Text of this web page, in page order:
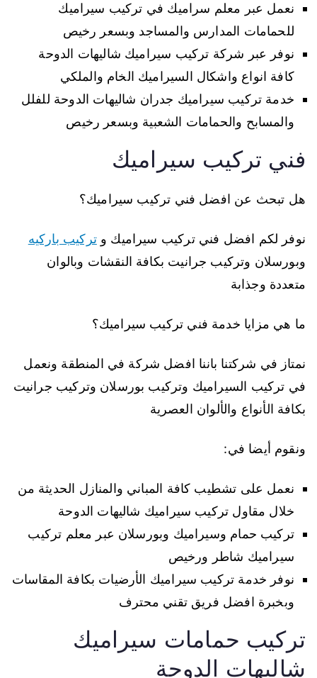
نعمل عبر معلم سراميك في تركيب سيراميك
للحمامات المدارس والمساجد وبسعر رخيص
نوفر عبر شركة تركيب سيراميك شاليهات الدوحة
كافة انواع واشكال السيراميك الخام والملكي
خدمة تركيب سيراميك جدران شاليهات الدوحة للفلل
والمسابح والحمامات الشعبية وبسعر رخيص
فني تركيب سيراميك
هل تبحث عن افضل فني تركيب سيراميك؟
نوفر لكم افضل فني تركيب سيراميك وتركيب باركيه
وبورسلان وتركيب جرانيت بكافة النقشات وبالوان
متعددة وجذابة
ما هي مزايا خدمة فني تركيب سيراميك؟
نمتاز في شركتنا باننا افضل شركة في المنطقة ونعمل
في تركيب السيراميك وتركيب بورسلان وتركيب جرانيت
بكافة الأنواع والألوان العصرية
ونقوم أيضا في:
نعمل على تشطيب كافة المباني والمنازل الحديثة من
خلال مقاول تركيب سيراميك شاليهات الدوحة
تركيب حمام وسيراميك وبورسلان عبر معلم تركيب
سيراميك شاطر ورخيص
نوفر خدمة تركيب سيراميك الأرضيات بكافة المقاسات
وبخبرة افضل فريق تقني محترف
تركيب حمامات سيراميك
شاليهات الدوحة